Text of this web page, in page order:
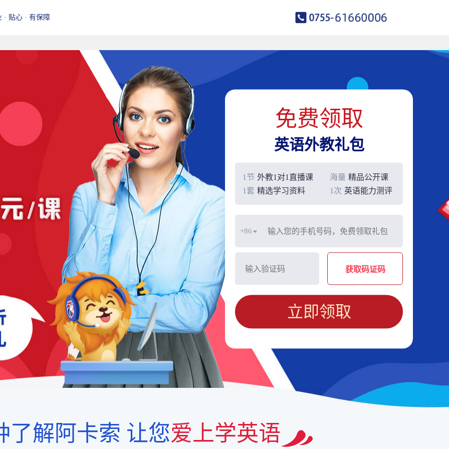
· 贴心 · 有保障
免费领取
英语外教礼包
1节 外教1对1直播课 海量 精品公开课
1套 精选学习资料 1次 英语能力测评
+86
获取码证码
立即领取
了解阿卡索 让您爱上学英语